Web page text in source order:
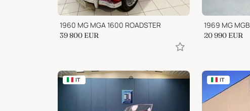
1960 MG MGA 1600 ROADSTER
39 800 EUR
1969 MG
20 990 EUR
IT IT